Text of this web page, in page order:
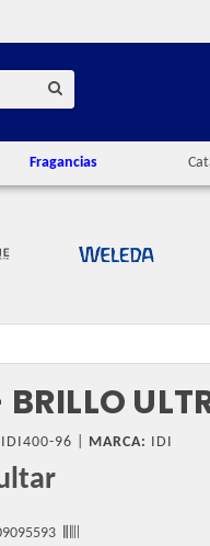
Fragancias
IDI400-96 | MARCA: IDI